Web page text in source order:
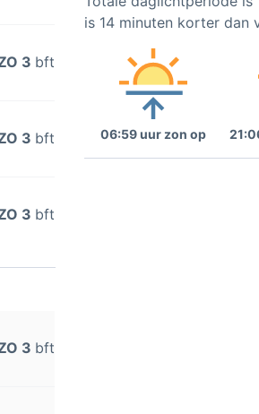
3 bft
3 bft
3 bft
3 bft
is 14 minuten korter dan
06:59 uur zon op